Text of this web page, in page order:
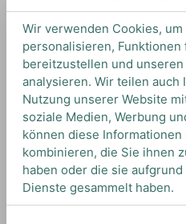
Wir verwenden Cookies,
personalisieren, Funktionen
bereitzustellen und
analysieren. Wir teilen auch
Nutzung unserer Website
soziale Medien, Werbung
können diese Informationen
kombinieren, die Sie ihnen
haben oder die sie
Dienste gesammelt haben.